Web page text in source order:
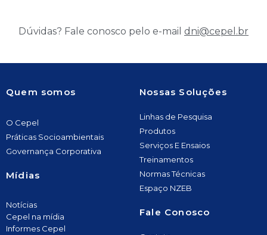
Dúvidas? Fale conosco pelo e-mail dni@cepel.br
Quem somos
O Cepel
Práticas Socioambientais
Governança Corporativa
Mídias
Notícias
Cepel na mídia
Informes Cepel
Nossas Soluções
Linhas de Pesquisa
Produtos
Serviços E Ensaios
Treinamentos
Normas Técnicas
Espaço NZEB
Fale Conosco